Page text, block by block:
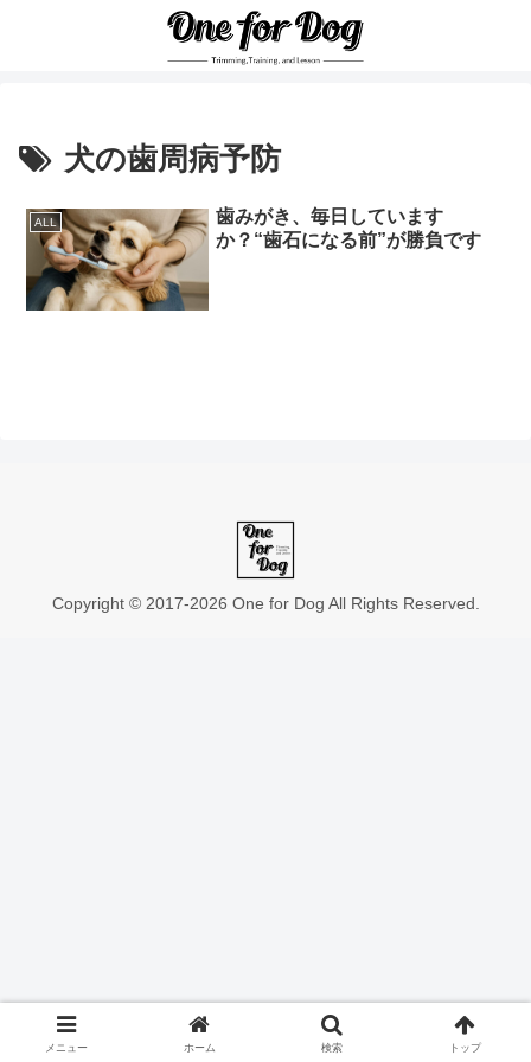
犬の歯周病予防
ALL
歯みがき、毎日しています
か？“歯石になる前”が勝負です
Copyright © 2017-2026 One for Dog All Rights Reserved.
メニュー ホーム 検索 トップ